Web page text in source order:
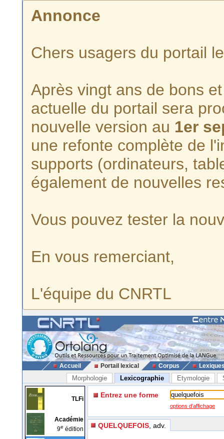
Annonce
Chers usagers du portail
Après vingt ans de bons
actuelle du portail sera
nouvelle version au 1er
une refonte complète de
supports (ordinateurs,
également de nouvelles
Vous pouvez tester la
En vous remerciant,
L'équipe du CNRTL
Accueil Portail lexical Corpus
Morphologie Lexicographie Etymologie
TLFi
Académie
9e édition
Entrez une forme
options d'affichage
QUELQUEFOIS , adv.